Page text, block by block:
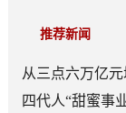
推荐新闻
从三点六万亿
四代人“甜蜜事